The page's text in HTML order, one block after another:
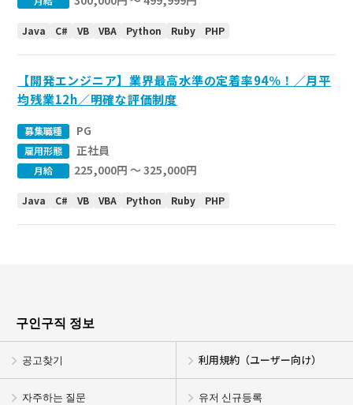
Java C# VB VBA Python Ruby PHP
【開発エンジニア】業界最高水準の定着率94％！／月平
均残業12h／明確な評価制度
募集職種 PG
雇用形態 正社員
月給 225,000円 〜 325,000円
Java C# VB VBA Python Ruby PHP
구인구직 정보
공고찾기 利用規約（ユーザー向け）
자주하는 질문 유저 신규등록